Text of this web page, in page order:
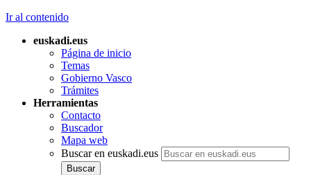
Ir al contenido
euskadi.eus
Página de inicio
Temas
Gobierno Vasco
Trámites
Herramientas
Contacto
Buscador
Mapa web
Buscar en euskadi.eus